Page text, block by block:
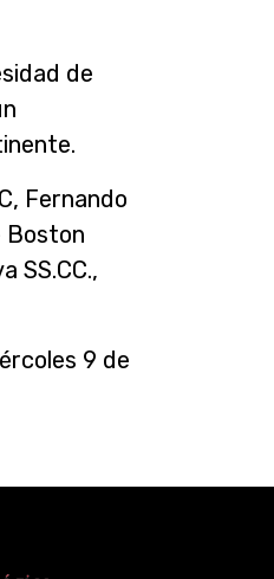
de
Fernando
Boston
SS.CC.,
9 de